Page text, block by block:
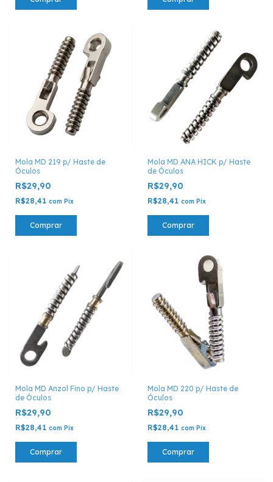
Mola MD 219 p/ Haste de
Óculos
R$29,90
R$28,41 com Pix
Comprar
Mola MD ANA HICK p/ Haste
de Óculos
R$29,90
R$28,41 com Pix
Comprar
Mola MD Anzol Fino p/ Haste
de Óculos
R$29,90
R$28,41 com Pix
Comprar
Mola MD 220 p/ Haste de
Óculos
R$29,90
R$28,41 com Pix
Comprar